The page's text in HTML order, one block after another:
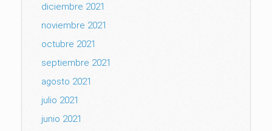
diciembre 2021
noviembre 2021
octubre 2021
septiembre 2021
agosto 2021
julio 2021
junio 2021